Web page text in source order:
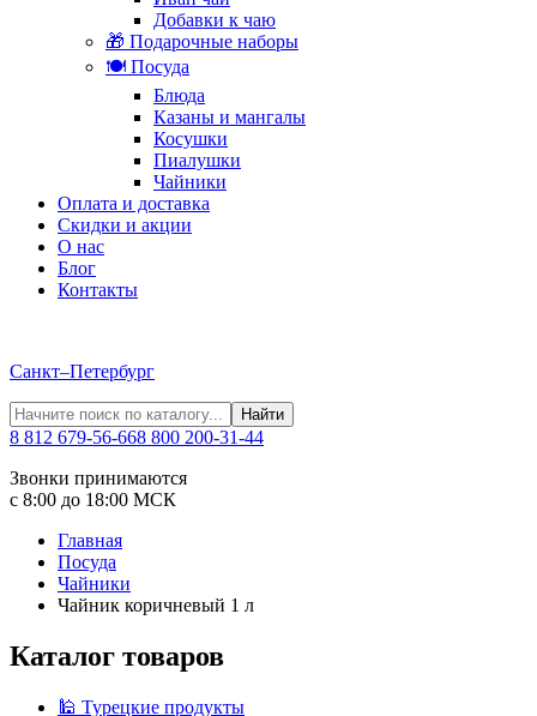
Добавки к чаю
🎁 Подарочные наборы
🍽️ Посуда
Блюда
Казаны и мангалы
Косушки
Пиалушки
Чайники
Оплата и доставка
Скидки и акции
О нас
Блог
Контакты
Санкт–Петербург
Найти
8 812 679-56-668 800 200-31-44
Звонки принимаются
с 8:00 до 18:00 МСК
Главная
Посуда
Чайники
Чайник коричневый 1 л
Каталог товаров
🕌 Турецкие продукты